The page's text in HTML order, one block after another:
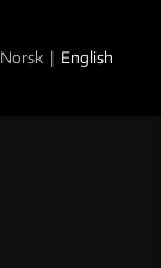
Norsk | English